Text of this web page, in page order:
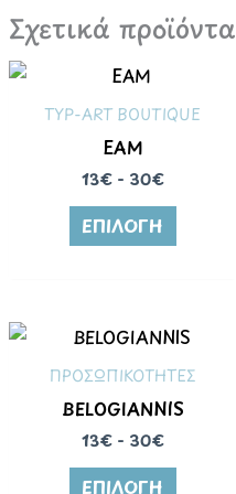
Σχετικά προϊόντα
TYP-ART BOUTIQUE
EAM
13€ - 30€
ΕΠΙΛΟΓΉ
ΠΡΟΣΩΠΙΚΟΤΗΤΕΣ
BELOGIANNIS
13€ - 30€
ΕΠΙΛΟΓΉ